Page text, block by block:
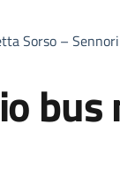
Sorso – Sennori
bus